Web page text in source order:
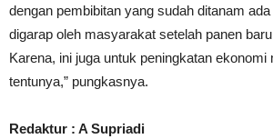
dengan pembibitan yang sudah ditanam
digarap oleh masyarakat setelah panen
Karena, ini juga untuk peningkatan ekonomi
tentunya,” pungkasnya.
Redaktur : A Supriadi